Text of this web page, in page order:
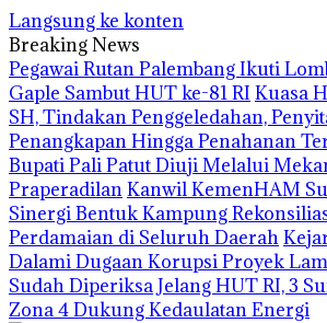
Langsung ke konten
Breaking News
Pegawai Rutan Palembang Ikuti
Gaple Sambut HUT ke-81 RI ‎Kuasa
SH, Tindakan Penggeledahan,
Penangkapan Hingga Penahanan
Bupati Pali Patut Diuji Melalui
PraperadilanKanwil KemenHAM
Sinergi Bentuk Kampung
Perdamaian di Seluruh Daerah
Dalami Dugaan Korupsi Proyek
Sudah DiperiksaJelang HUT RI, 3
Zona 4 Dukung Kedaulatan Energi